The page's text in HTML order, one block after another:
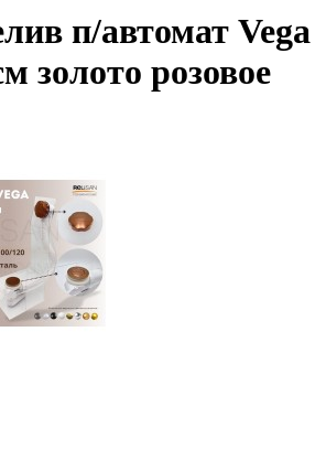
п/автомат Vega
золото розовое